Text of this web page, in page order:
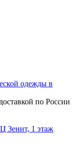
по России
Зенит, 1 этаж